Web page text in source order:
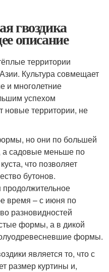
гвоздика
описание
территории
Культура совмещает
и многолетние
успехом
новые территории, не
но они по большей
а садовые меньше по
что позволяет
бутонов.
продолжительное
время – с июня по
разновидностей
формы, а в дикой
формы.
является то, что с
размер куртины и,